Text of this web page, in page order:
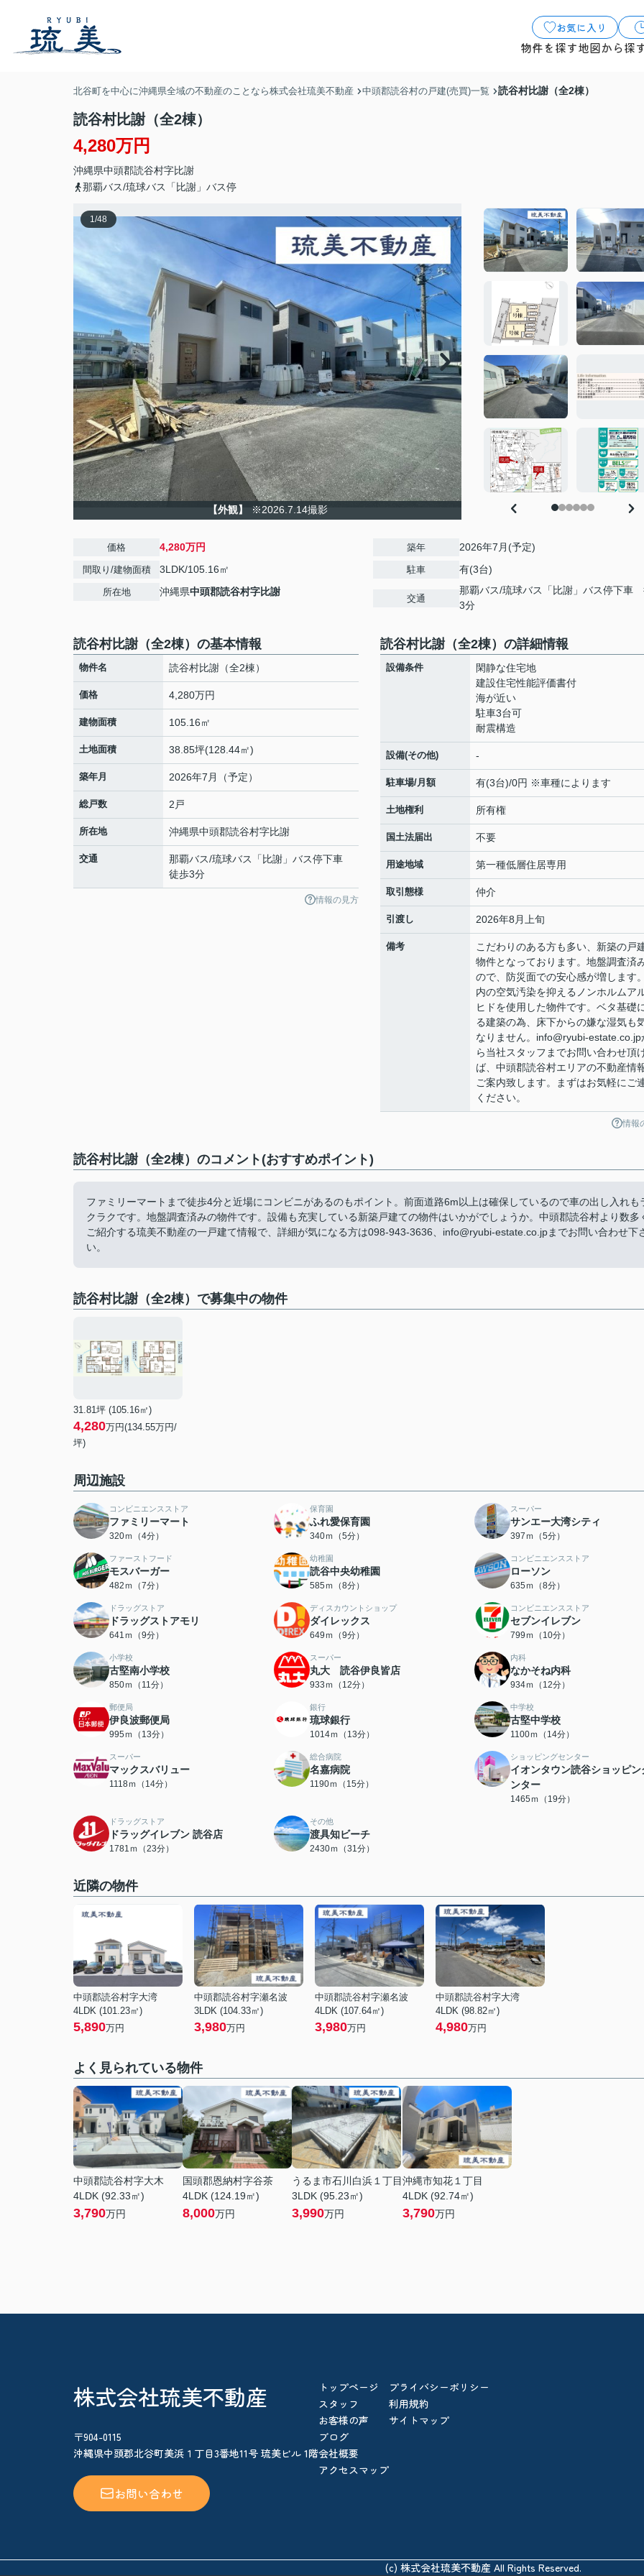
お気に入り
物件を探す地図から探
北谷町を中心に沖縄県全域の不動産のことなら株式会社琉美不動産 中頭郡読谷村の戸建(売買)一覧 読谷村比謝（全2棟）
読谷村比謝（全2棟）
4,280万円
沖縄県中頭郡読谷村字比謝
那覇バス/琉球バス「比謝」バス停
1/48
【外観】 ※2026.7.14撮影
価格 4,280万円
間取り/建物面積 3LDK/105.16㎡
所在地 沖縄県中頭郡読谷村字比謝
築年 2026年7月(予定)
駐車 有(3台)
交通
那覇バス/琉球バス「比謝」バス停下車
3分
読谷村比謝（全2棟）の基本情報
物件名 読谷村比謝（全2棟）
価格 4,280万円
建物面積 105.16㎡
土地面積 38.85坪(128.44㎡)
築年月 2026年7月（予定）
総戸数 2戸
所在地 沖縄県中頭郡読谷村字比謝
交通
那覇バス/琉球バス「比謝」バス停下車
徒歩3分
情報の見方
読谷村比謝（全2棟）の詳細情報
設備条件
閑静な住宅地
建設住宅性能評価書付
海が近い
駐車3台可
耐震構造
設備(その他) -
駐車場/月額 有(3台)/0円 ※車種によります
土地権利 所有権
国土法届出 不要
用途地域 第一種低層住居専用
取引態様 仲介
引渡し 2026年8月上旬
備考
こだわりのある方も多い、新築の戸
物件となっております。地盤調査済
ので、防災面での安心感が増します
内の空気汚染を抑えるノンホルムア
ヒドを使用した物件です。ベタ基礎
る建築の為、床下からの嫌な湿気も
なりません。info@ryubi-estate.co.jp
ら当社スタッフまでお問い合わせ頂
ば、中頭郡読谷村エリアの不動産情
ご案内致します。まずはお気軽にご
ください。
情報
読谷村比謝（全2棟）のコメント(おすすめポイント)
ファミリーマートまで徒歩4分と近場にコンビニがあるのもポイント。前面道路6m以上は確保しているので車の出し入れも
クラクです。地盤調査済みの物件です。設備も充実している新築戸建ての物件はいかがでしょうか。中頭郡読谷村より数多
ご紹介する琉美不動産の一戸建て情報で、詳細が気になる方は098-943-3636、info@ryubi-estate.co.jpまでお問い合わせ下
い。
読谷村比謝（全2棟）で募集中の物件
31.81坪 (105.16㎡)
4,280万円(134.55万円/
坪)
周辺施設
コンビニエンスストア
ファミリーマート
320ｍ（4分）
保育園
ふれ愛保育園
340ｍ（5分）
スーパー
サンエー大湾シティ
397ｍ（5分）
ファーストフード
モスバーガー
482ｍ（7分）
幼稚園
読谷中央幼稚園
585ｍ（8分）
コンビニエンスストア
ローソン
635ｍ（8分）
ドラッグストア
ドラッグストアモリ
641ｍ（9分）
ディスカウントショップ
ダイレックス
649ｍ（9分）
コンビニエンスストア
セブンイレブン
799ｍ（10分）
小学校
古堅南小学校
850ｍ（11分）
スーパー
丸大 読谷伊良皆店
933ｍ（12分）
内科
なかそね内科
934ｍ（12分）
郵便局
伊良波郵便局
995ｍ（13分）
銀行
琉球銀行
1014ｍ（13分）
中学校
古堅中学校
1100ｍ（14分）
スーパー
マックスバリュー
1118ｍ（14分）
総合病院
名嘉病院
1190ｍ（15分）
ショッピングセンター
イオンタウン読谷ショッピン
ンター
1465ｍ（19分）
ドラッグストア
ドラッグイレブン 読谷店
1781ｍ（23分）
その他
渡具知ビーチ
2430ｍ（31分）
近隣の物件
中頭郡読谷村字大湾
4LDK (101.23㎡)
5,890万円
中頭郡読谷村字瀬名波
3LDK (104.33㎡)
3,980万円
中頭郡読谷村字瀬名波
4LDK (107.64㎡)
3,980万円
中頭郡読谷村字大湾
4LDK (98.82㎡)
4,980万円
よく見られている物件
中頭郡読谷村字大木
4LDK (92.33㎡)
3,790万円
国頭郡恩納村字谷茶
4LDK (124.19㎡)
8,000万円
うるま市石川白浜１丁目
3LDK (95.23㎡)
3,990万円
沖縄市知花１丁目
4LDK (92.74㎡)
3,790万円
株式会社琉美不動産
〒904-0115
沖縄県中頭郡北谷町美浜１丁目3番地11号 琉美ビル 1階
お問い合わせ
トップページ
スタッフ
お客様の声
ブログ
会社概要
アクセスマップ
プライバシーポリシー
利用規約
サイトマップ
(c) 株式会社琉美不動産 All Rights Reserved.